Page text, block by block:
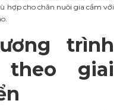
hợp cho chăn nuôi gia cầm với
trình
theo giai